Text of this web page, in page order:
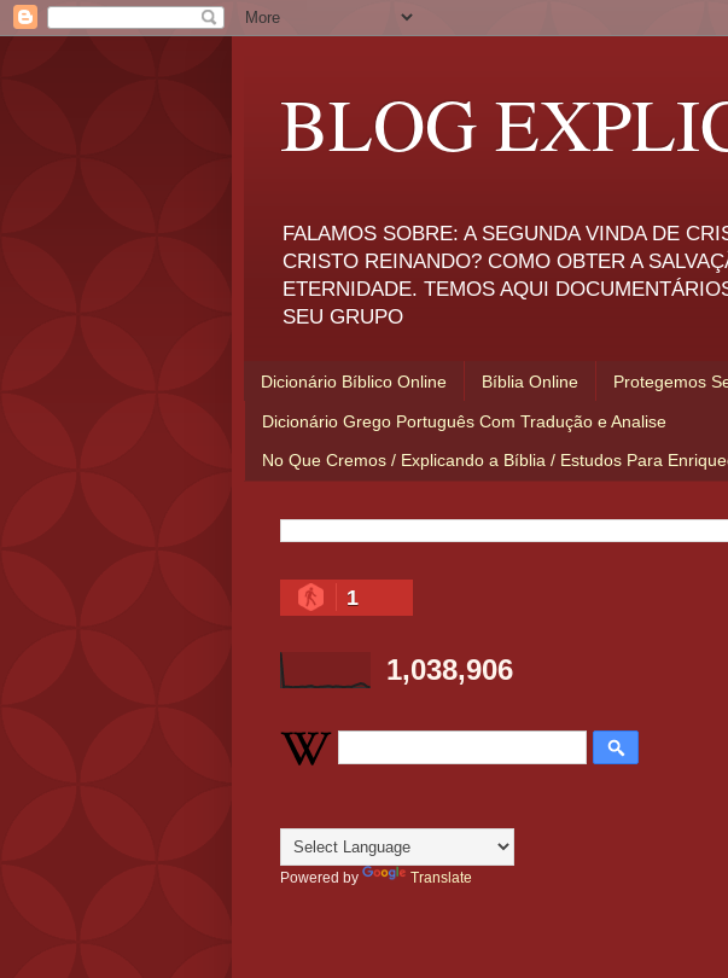
BLOG
FALAMOS SOBRE: A SEGUNDA VINDA DE
CRISTO REINANDO? COMO OBTER A
ETERNIDADE. TEMOS AQUI
SEU GRUPO
Dicionário Bíblico Online Bíblia Online Protegemos
Dicionário Grego Português Com Tradução e Analise
No Que Cremos / Explicando a Bíblia / Estudos Para
1
1,038,906
Powered by Translate